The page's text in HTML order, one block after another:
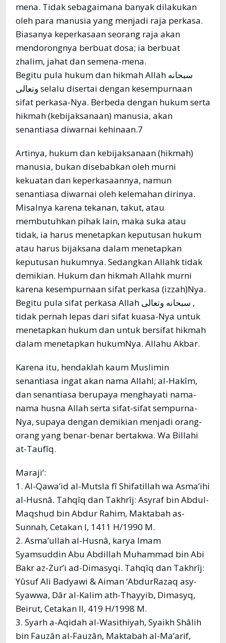
mena. Tidak sebagaimana banyak dilakukan
oleh para manusia yang menjadi raja perkasa.
Biasanya keperkasaan seorang raja akan
mendorongnya berbuat dosa; ia berbuat
zhalim, jahat dan semena-mena.
Begitu pula hukum dan hikmah Allah سبحانه
وتعالى selalu disertai dengan kesempurnaan
sifat perkasa-Nya. Berbeda dengan hukum serta
hikmah (kebijaksanaan) manusia, akan
senantiasa diwarnai kehinaan.7
Artinya, hukum dan kebijaksanaan (hikmah)
manusia, bukan disebabkan oleh murni
kekuatan dan keperkasaannya, namun
senantiasa diwarnai oleh kelemahan dirinya.
Misalnya karena tekanan, takut, atau
membutuhkan pihak lain, maka suka atau
tidak, ia harus menetapkan keputusan hukum
atau harus bijaksana dalam menetapkan
keputusan hukumnya. Sedangkan Allahk tidak
demikian. Hukum dan hikmah Allahk murni
karena kesempurnaan sifat perkasa (izzah)Nya.
Begitu pula sifat perkasa Allah سبحانه وتعالى ,
tidak pernah lepas dari sifat kuasa-Nya untuk
menetapkan hukum dan untuk bersifat hikmah
dalam menetapkan hukumNya. Allahu Akbar.
Karena itu, hendaklah kaum Muslimin
senantiasa ingat akan nama Allahl; al-Hakîm,
dan senantiasa berupaya menghayati nama-
nama husna Allah serta sifat-sifat sempurna-
Nya, supaya dengan demikian menjadi orang-
orang yang benar-benar bertakwa. Wa Billahi
at-Taufîq.
Maraji‘:
1. Al-Qawa’id al-Mutsla fî Shifatillah wa Asma’ihi
al-Husnâ. Tahqîq dan Takhrîj: Asyraf bin Abdul-
Maqshud bin Abdur Rahim, Maktabah as-
Sunnah, Cetakan I, 1411 H/1990 M.
2. Asma’ullah al-Husnâ, karya Imam
Syamsuddin Abu Abdillah Muhammad bin Abi
Bakr az-Zur’i ad-Dimasyqi. Tahqîq dan Takhrîj:
Yûsuf Ali Badyawi & Aiman ‘AbdurRazaq asy-
Syawwa, Dâr al-Kalim ath-Thayyib, Dimasyq,
Beirut, Cetakan II, 419 H/1998 M.
3. Syarh a-Aqidah al-Wasithiyah, Syaikh Shâlih
bin Fauzân al-Fauzân, Maktabah al-Ma’arif,